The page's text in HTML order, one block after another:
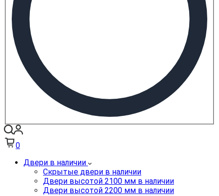
0
Двери в наличии
Скрытые двери в наличии
Двери высотой 2100 мм в наличии
Двери высотой 2200 мм в наличии